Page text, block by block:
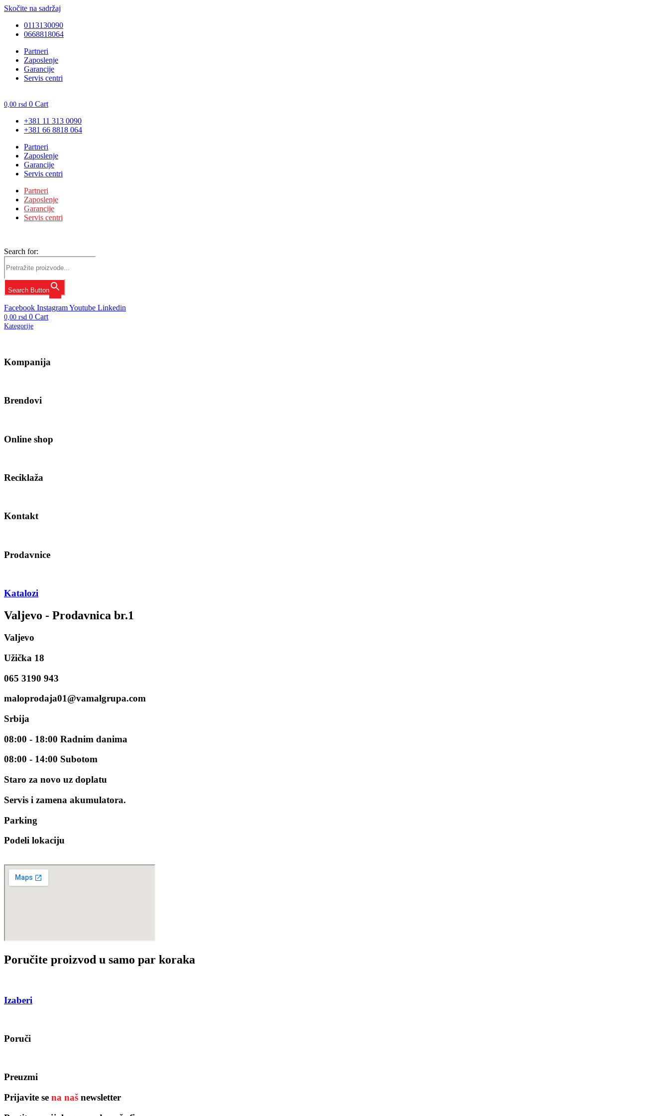
Skočite na sadržaj
0113130090
0668818064
Partneri
Zaposlenje
Garancije
Servis centri
0,00 rsd 0 Cart
+381 11 313 0090
+381 66 8818 064
Partneri
Zaposlenje
Garancije
Servis centri
Partneri
Zaposlenje
Garancije
Servis centri
Search for:
Search Button
Facebook InstagramYoutube Linkedin
0,00 rsd 0 Cart
Kategorije
Kompanija
Brendovi
Online shop
Reciklaža
Kontakt
Prodavnice
Katalozi
Unesite ovde tekst naslova
Valjevo - Prodavnica br.1
Valjevo
Užička 18
065 3190 943
maloprodaja01@vamalgrupa.com
Srbija
08:00 - 18:00 Radnim danima
08:00 - 14:00 Subotom
Staro za novo uz doplatu
Servis i zamena akumulatora.
Parking
Podeli lokaciju
Poručite proizvod u samo par koraka
Izaberi
Poruči
Preuzmi
Prijavite se na naš newsletter